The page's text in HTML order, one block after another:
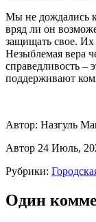
Мы не дождались
вряд ли он
защищать свое.
Незыблемая вера
справедливость –
поддерживают
Автор: Назгуль
Автор 24 Июль,
Рубрики:
Один